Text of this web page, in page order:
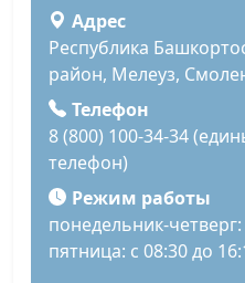
Адрес
Республика
район, Мелеуз,
Телефон
8 (800) 100-34-34
телефон)
Режим работы
понедельник-
пятница: с 08:30 до